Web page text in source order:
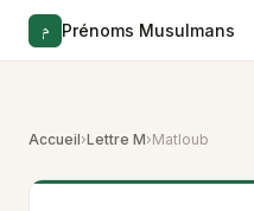
م Prénoms Musulmans
Accueil›Lettre M›Matloub